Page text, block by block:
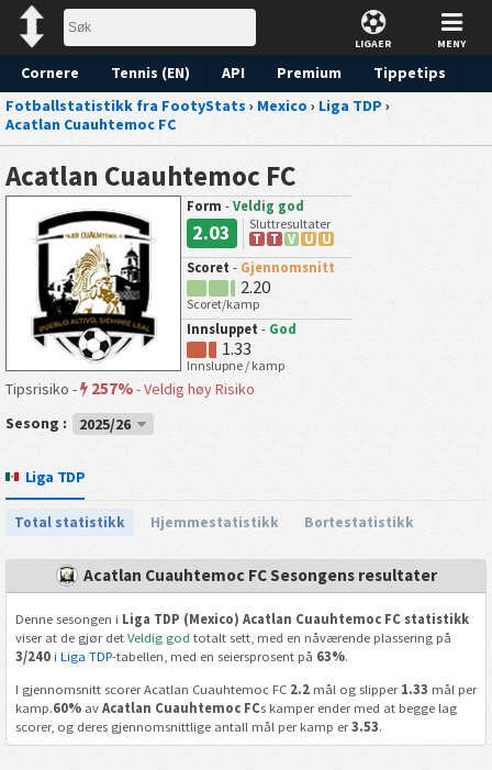
LIGAER MENY
Cornere Tennis (EN) API Premium
Tippetips
Fotballstatistikk fra FootyStats › Mexico › Liga TDP ›
Acatlan Cuauhtemoc FC
Acatlan Cuauhtemoc FC
Form - Veldig god
2.03
Sluttresultater
T
T V U U
Scoret - Gjennomsnitt
2.20
Scoret/kamp
Innsluppet - God
1.33
Innslupne / kamp
Tipsrisiko - 257%-Veldig høy Risiko
Sesong :
2025/26
Liga TDP
Total statistikk Hjemmestatistikk Bortestatistikk
Acatlan Cuauhtemoc FC Sesongens resultater
Denne sesongen i Liga TDP (Mexico) Acatlan Cuauhtemoc FC statistikk
viser at de gjør det Veldig god totalt sett, med en nåværende plassering på
3/240i Liga TDP-tabellen, med en seiersprosent på 63%.
I gjennomsnitt scorer Acatlan Cuauhtemoc FC 2.2mål og slipper 1.33 mål per
kamp.60%av Acatlan Cuauhtemoc FCs kamper ender med at begge lag
scorer, og deres gjennomsnittlige antall mål per kamp er3.53.